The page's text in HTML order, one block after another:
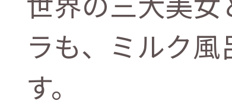
ラも、ミルク
す。